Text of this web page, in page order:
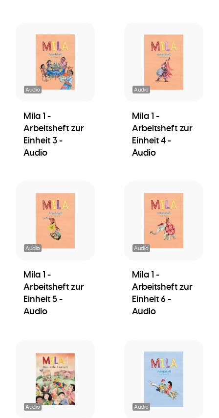
Audio
Mila 1 -
Arbeitsheft zur
Einheit 3 -
Audio
Audio
Mila 1 -
Arbeitsheft zur
Einheit 4 -
Audio
Audio
Mila 1 -
Arbeitsheft zur
Einheit 5 -
Audio
Audio
Mila 1 -
Arbeitsheft zur
Einheit 6 -
Audio
Audio Audio